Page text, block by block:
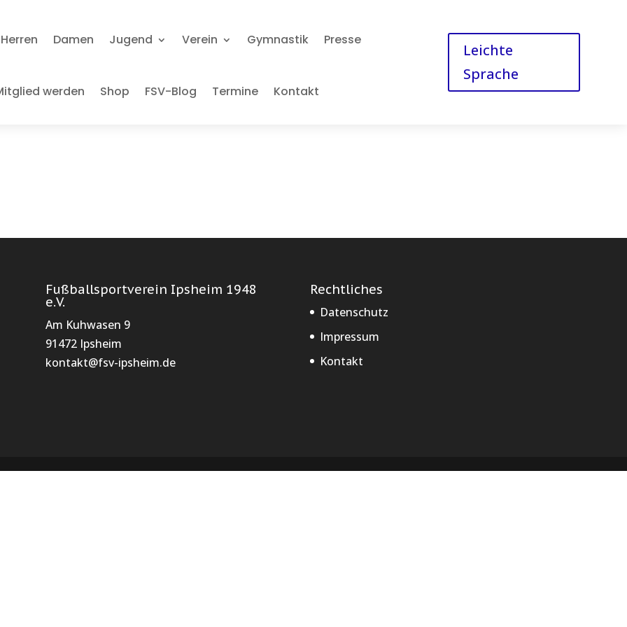
Herren Damen Jugend Verein Gymnastik Presse
werden Shop FSV-Blog Termine Kontakt
Leichte
Sprache
Fußballsportverein Ipsheim 1948
e.V.
Am Kuhwasen 9
91472 Ipsheim
kontakt@fsv-ipsheim.de
Rechtliches
Datenschutz
Impressum
Kontakt